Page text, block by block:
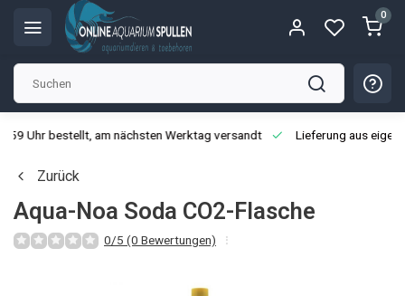
0
Uhr bestellt, am nächsten Werktag versandt Lieferung aus
Zurück
Aqua-Noa Soda CO2-Flasche
0/5 (0 Bewertungen)